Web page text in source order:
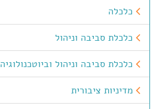
כלכלה
כלכלת סביבה וניהול
כלכלת סביבה וניהול וביוטכנולוגיה
מדיניות ציבורית